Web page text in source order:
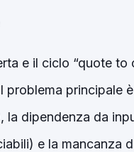
e il ciclo “quote to
principale
la dipendenza da
e la mancanza